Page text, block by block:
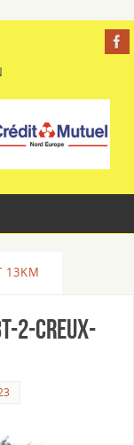
13KM
2-Creux-